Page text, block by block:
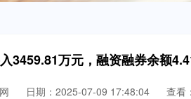
3459.81万元，融资融券余额
日期：2025-07-09 17:48:04 查看